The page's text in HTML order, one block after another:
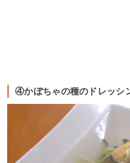
④かぼちゃの種のドレッシ